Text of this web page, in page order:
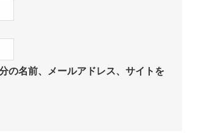
の名前、メールアドレス、サイトを